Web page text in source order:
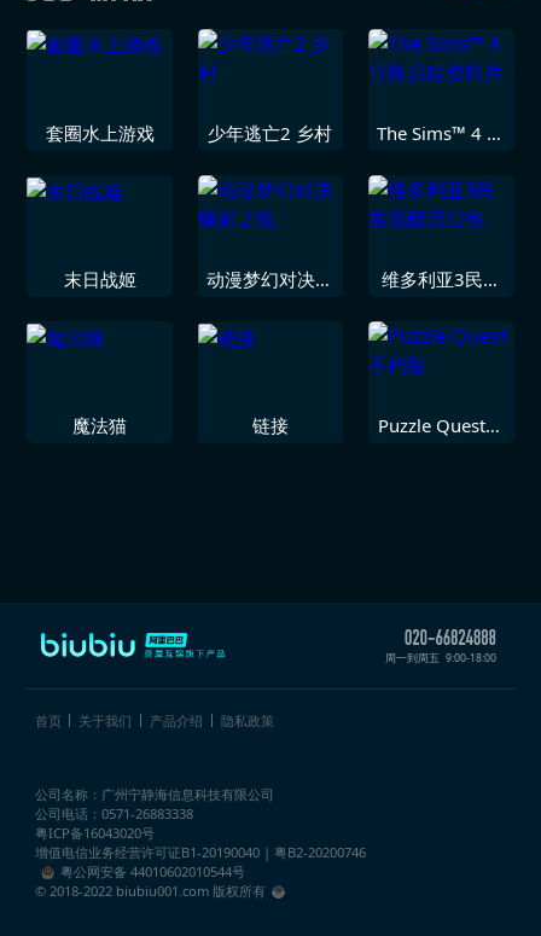
套圈水上游戏 少年逃亡2 乡村
The Sims™ 4 冒
末日战姬
动漫梦幻对决蝶
维多利亚3民族
魔法猫 链接
Puzzle Quest不
周一到周五 9:00-18:00
首页 关于我们 产品介绍 隐私政策
公司名称：广州宁静海信息科技有限公司
公司电话：0571-26883338
粤ICP备16043020号
增值电信业务经营许可证B1-20190040 | 粤B2-20200746
粤公网安备 44010602010544号
© 2018-2022 biubiu001.com 版权所有